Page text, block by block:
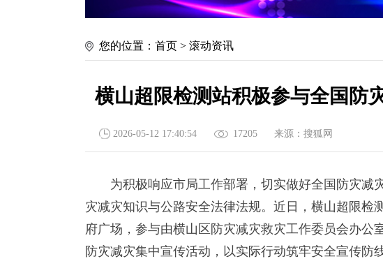
您的位置： 首页 > 滚动资讯
横山超限检测站积极参与全国防
2026-05-12 17:40:54 17205 来源：搜狐网
为积极响应市局工作部署，切实做好全国防灾减
灾减灾知识与公路安全法律法规。近日，横山超限检
府广场，参与由横山区防灾减灾救灾工作委员会办公
防灾减灾集中宣传活动，以实际行动筑牢安全宣传防线